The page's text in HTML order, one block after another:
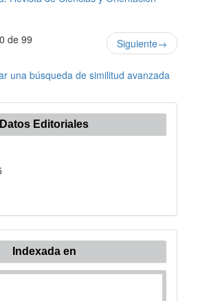
de 99
Siguiente→
una búsqueda de similitud avanzada
Datos Editoriales
Indexada en